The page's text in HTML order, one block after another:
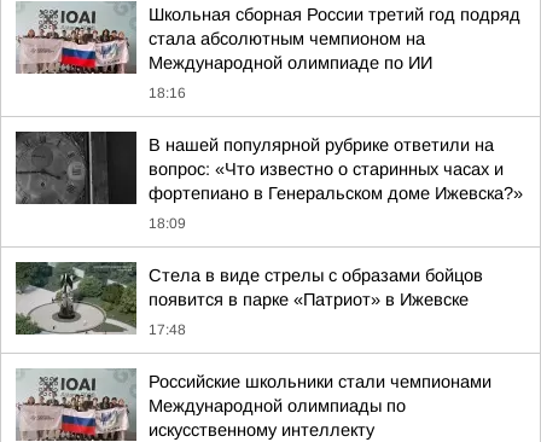
Школьная сборная России третий год подряд
стала абсолютным чемпионом на
Международной олимпиаде по ИИ
18:16
В нашей популярной рубрике ответили на
вопрос: «Что известно о старинных часах и
фортепиано в Генеральском доме Ижевска?»
18:09
Стела в виде стрелы с образами бойцов
появится в парке «Патриот» в Ижевске
17:48
Российские школьники стали чемпионами
Международной олимпиады по
искусственному интеллекту